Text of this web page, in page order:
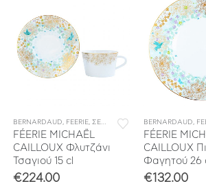
, ΣΕΡΒΙΤΣΙΑ ΦΑΓΗΤΟΥ
BERNARDAUD, FEERIE, ΣΕΡΒΙΤΣΙΑ ΠΟΡΣΕΛΑΝΗΣ ,
FÉERIE MICHAËL
CAILLOUX Φλυτζάνι
Τσαγιού 15 cl
€224.00
BERNARDAUD,
FÉERIE
CAILLOUX
Φαγητού 26
€132.00